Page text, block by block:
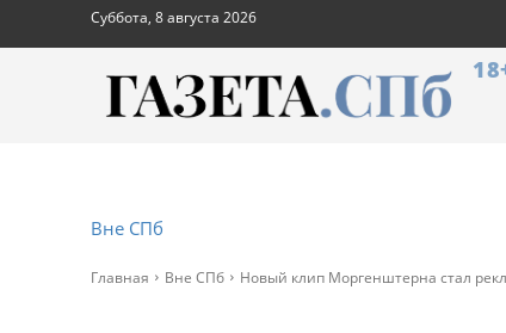
Суббота, 8 августа 2026
Вне СПб
Главная Вне СПб Новый клип Моргенштерна стал